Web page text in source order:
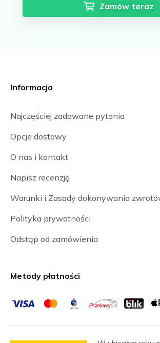
Zamów teraz
Informacja
Najczęściej zadawane pytania
Opcje dostawy
O nas i kontakt
Napisz recenzję
Warunki i Zasady dokonywania
Polityka prywatności
Odstąp od zamówienia
Metody płatności